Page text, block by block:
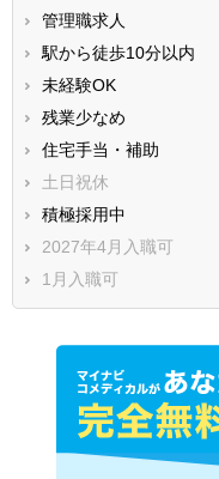
管理職求人
駅から徒歩10分以内
未経験OK
残業少なめ
住宅手当・補助
土日祝休
積極採用中
2027年4月入職可
1月入職可